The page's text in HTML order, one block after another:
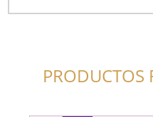
PRODUCTOS